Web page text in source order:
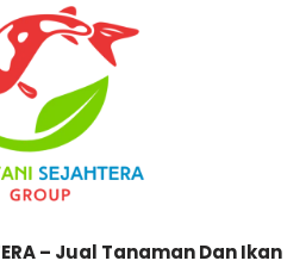
– Jual Tanaman Dan Ikan